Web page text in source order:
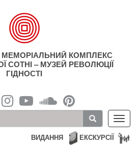
КОМПЛЕКС
СОТНІ – МУЗЕЙ РЕВОЛЮЦІЇ
ГІДНОСТІ
ЕКСКУРСІЇ
ВИДАННЯ